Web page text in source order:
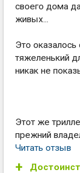
своего дома
живых...
Это
тяжеленький
никак не
Этот же
прежний
Читать отзыв